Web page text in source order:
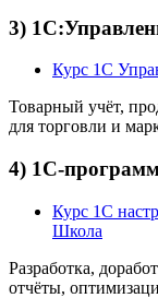
3)
Курс 1С
Товарный учёт,
для торговли и
4) 1С-
Курс 1С
Школа
Разработка,
отчёты,